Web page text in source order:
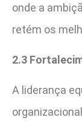
onde a
retém os
2.3
A liderança